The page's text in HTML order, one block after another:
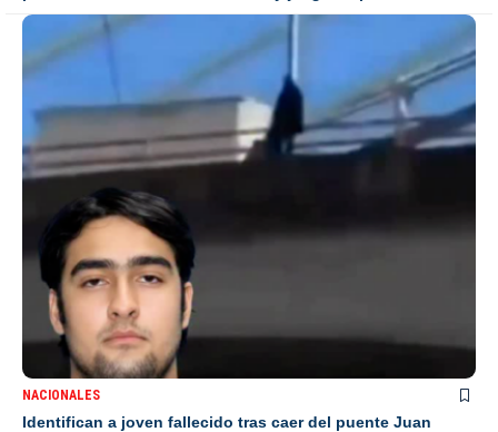
NACIONALES
Identifican a joven fallecido tras caer del puente Juan